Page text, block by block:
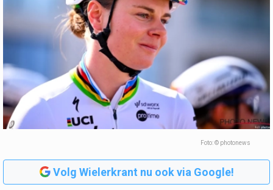
Foto: © photonews
Volg Wielerkrant nu ook via Google!